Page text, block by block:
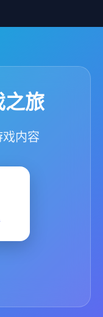
之旅
内容